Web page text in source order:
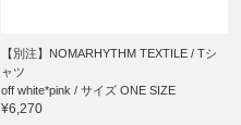
【別注】NOMARHYTHM TEXTILE / Tシ
ャツ
off white*pink / サイズ ONE SIZE
¥6,270